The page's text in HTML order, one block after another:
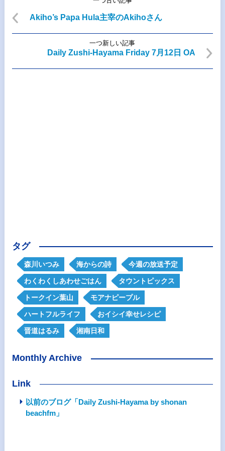
Akiho’s Papa Hula主宰のAkihoさん
一つ新しい記事
Daily Zushi-Hayama Friday 7月12日 OA
タグ
森川いつみ 海からの詩 今週の放送予定
わくわくしあわせごはん タウントピックス
トークイン葉山 モアナピープル
ハートフルライフ おイシイ幸せレシピ
晋道はるみ 湘南日和
Monthly Archive
Link
以前のブログ「Daily Zushi-Hayama by shonan
beachfm」